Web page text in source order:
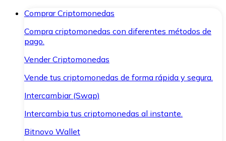
Comprar Criptomonedas
Compra criptomonedas con diferentes métodos de
pago.
Vender Criptomonedas
Vende tus criptomonedas de forma rápida y segura.
Intercambiar (Swap)
Intercambia tus criptomonedas al instante.
Bitnovo Wallet